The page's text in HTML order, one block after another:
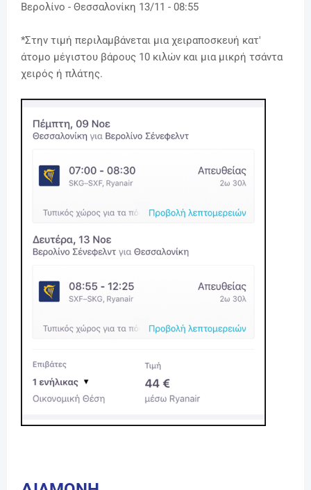
Βερολίνο - Θεσσαλονίκη 13/11 - 08:55
*Στην τιμή περιλαμβάνεται μια χειραποσκευή κατ'
άτομο μέγιστου βάρους 10 κιλών και μια μικρή τσάντα
χειρός ή πλάτης.